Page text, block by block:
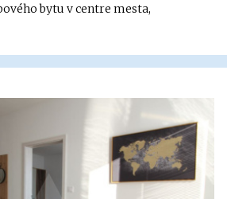
bytu v centre mesta,